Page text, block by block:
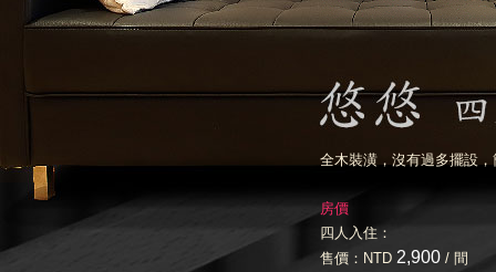
全木裝潢，沒有過多擺設
房價
四人入住：
售價：NTD 2,900 / 間